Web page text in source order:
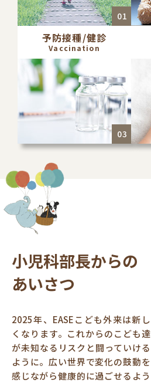
予防接種/健診
Vaccination
小児科部長からの
あいさつ
2025年、EASEこども外来は新し
くなります。これからのこども達
が未知なるリスクと闘っていける
ように。広い世界で変化の鼓動を
感じながら健康的に過ごせるよう